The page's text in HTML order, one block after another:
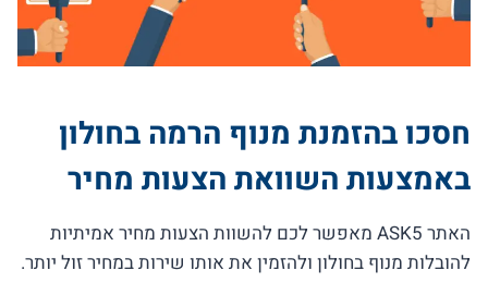
חסכו בהזמנת מנוף הרמה בחולון
באמצעות השוואת הצעות מחיר
האתר ASK5 מאפשר לכם להשוות הצעות מחיר אמיתיות
להובלות מנוף בחולון ולהזמין את אותו שירות במחיר זול יותר.